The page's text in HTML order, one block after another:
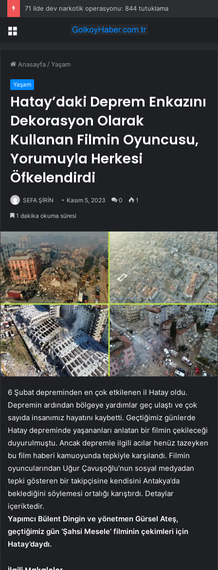
71 ilde dev narkotik operasyonu: 844 tutuklama
Menü
Anasayfa /Yaşam
Yaşam
Hatay’daki Deprem Enkazını
Dekorasyon Olarak
Kullanan Filmin Oyuncusu,
Yorumuyla Herkesi
Öfkelendirdi
SEFA ŞİRİN Kasım 5, 2023 0 1
1 dakika okuma süresi
6 Şubat depreminden en çok etkilenen il Hatay oldu.
Depremin ardından bölgeye yardımlar geç ulaştı ve çok
sayıda insanımız hayatını kaybetti. Geçtiğimiz günlerde
Hatay depreminde yaşananları anlatan bir filmin çekileceği
duyurulmuştu. Ancak depremle ilgili acılar henüz tazeyken
bu film haberi kamuoyunda tepkiyle karşılandı. Filmin
oyuncularından Uğur Çavuşoğlu’nun sosyal medyadan
tepki gösteren bir takipçisine kendisini Antakya’da
beklediğini söylemesi ortalığı karıştırdı. Detaylar
içeriktedir.
Yapımcı Bülent Dingin ve yönetmen Gürsel Ateş,
geçtiğimiz gün ‘Şahsi Mesele’ filminin çekimleri için
Hatay’daydı.